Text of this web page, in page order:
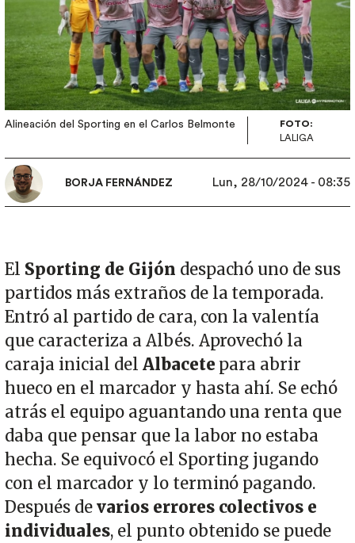
Alineación del Sporting en el Carlos Belmonte
FOTO:
LALIGA
BORJA FERNÁNDEZ Lun, 28/10/2024 - 08:35
El Sporting de Gijón despachó uno de sus
partidos más extraños de la temporada.
Entró al partido de cara, con la valentía
que caracteriza a Albés. Aprovechó la
caraja inicial del Albacete para abrir
hueco en el marcador y hasta ahí. Se echó
atrás el equipo aguantando una renta que
daba que pensar que la labor no estaba
hecha. Se equivocó el Sporting jugando
con el marcador y lo terminó pagando.
Después devarios errores colectivos e
individuales, el punto obtenido se puede